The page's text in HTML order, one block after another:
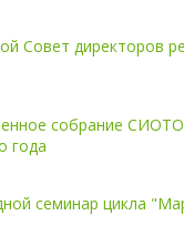
Совет директоров
собрание
года
семинар цикла